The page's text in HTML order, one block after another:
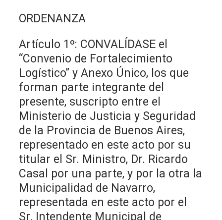
ORDENANZA
Artículo 1º: CONVALÍDASE el
“Convenio de Fortalecimiento
Logístico” y Anexo Único, los que
forman parte integrante del
presente, suscripto entre el
Ministerio de Justicia y Seguridad
de la Provincia de Buenos Aires,
representado en este acto por su
titular el Sr. Ministro, Dr. Ricardo
Casal por una parte, y por la otra la
Municipalidad de Navarro,
representada en este acto por el
Sr. Intendente Municipal de